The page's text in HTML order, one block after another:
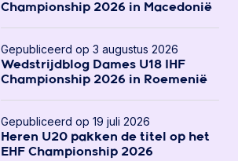
Championship 2026 in Macedonië
Gepubliceerd op 3 augustus 2026
Wedstrijdblog Dames U18 IHF
Championship 2026 in Roemenië
Gepubliceerd op 19 juli 2026
Heren U20 pakken de titel op het
EHF Championship 2026